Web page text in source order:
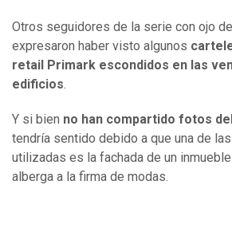
Otros seguidores de la serie con ojo
expresaron haber visto algunos
retail Primark escondidos en las
edificios
Y si bien no han compartido fotos
tendría sentido debido a que una de
utilizadas es la fachada de un
alberga a la firma de modas.